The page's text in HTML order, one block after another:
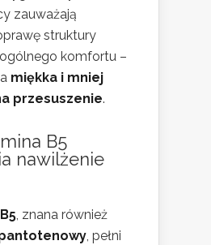
zauważają
struktury
komfortu –
miękka i mniej
przesuszenie.
B5
nawilżenie
, znana również
, pełni